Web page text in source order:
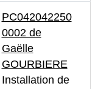
PC042042250
0002 de
Gaëlle
GOURBIERE
Installation de